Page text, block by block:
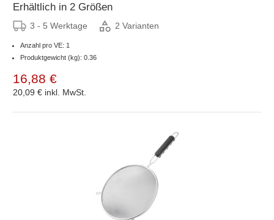
Erhältlich in 2 Größen
3 - 5 Werktage 2 Varianten
Anzahl pro VE: 1
Produktgewicht (kg): 0.36
16,88 €
20,09 € inkl. MwSt.